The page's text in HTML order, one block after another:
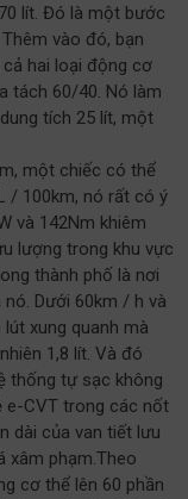
lít. Đó là một bước
vào đó, bạn
hai loại động cơ
tách 60/40. Nó làm
tích 25 lít, một
một chiếc có thể
/ 100km, nó rất có ý
và 142Nm khiêm
lượng trong khu vực
thành phố là nơi
Dưới 60km / h và
xung quanh mà
1,8 lít. Và đó
thống tự sạc không
e-CVT trong các nốt
dài của van tiết lưu
xâm phạm.Theo
cơ thể lên 60 phần